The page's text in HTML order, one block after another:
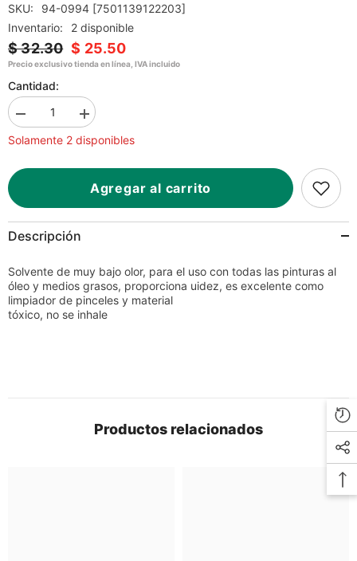
SKU:
94-0994 [7501139122203]
Inventario:
2 disponible
$ 32.30 $ 25.50
Precio exclusivo tienda en línea, IVA incluido
Cantidad:
Disminuir
la
cantidad
Solvente
Vidrio
[Frasco]
Aumentar
la
cantidad
Solvente
Olor
Solamente 2 disponibles
Agregar al carrito
Descripción
Solvente de muy bajo olor, para el uso con todas las pinturas al
óleo y medios grasos, proporciona uidez, es excelente como
limpiador de pinceles y material
tóxico, no se inhale
Productos relacionados